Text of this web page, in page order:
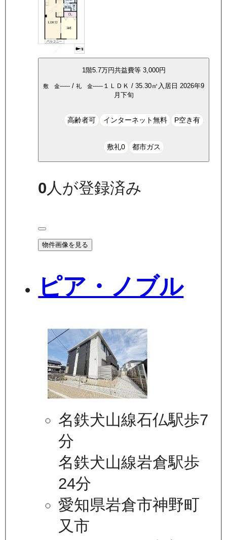
1階5.7万円共益費等 3,000円
敷 金----- / 礼 金----- １ＬＤＫ / 35.30㎡ 入居日 2026年9
月下旬
高齢者可 インターネット無料 P空き有
敷礼0 都市ガス
0人が登録済み
物件画像を見る
ピア・ノブル
名鉄犬山線石仏駅歩7
分
名鉄犬山線岩倉駅歩
24分
愛知県岩倉市神野町
又市